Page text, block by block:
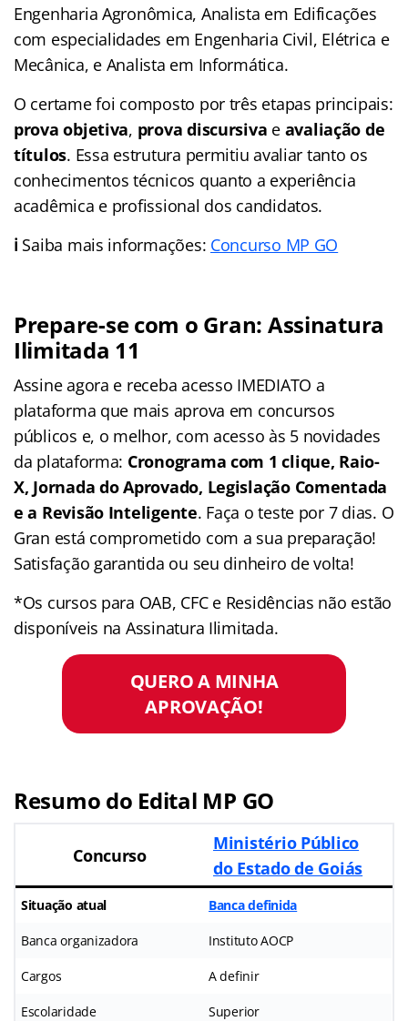
Engenharia Agronômica, Analista em Edificações
com especialidades em Engenharia Civil, Elétrica e
Mecânica, e Analista em Informática.
O certame foi composto por três etapas principais:
prova objetiva, prova discursiva e avaliação de
títulos. Essa estrutura permitiu avaliar tanto os
conhecimentos técnicos quanto a experiência
acadêmica e profissional dos candidatos.
ℹ️ Saiba mais informações: Concurso MP GO
Prepare-se com o Gran: Assinatura
Ilimitada 11
Assine agora e receba acesso IMEDIATO a
plataforma que mais aprova em concursos
públicos e, o melhor, com acesso às 5 novidades
da plataforma: Cronograma com 1 clique, Raio-
X, Jornada do Aprovado, Legislação Comentada
e a Revisão Inteligente. Faça o teste por 7 dias. O
Gran está comprometido com a sua preparação!
Satisfação garantida ou seu dinheiro de volta!
*Os cursos para OAB, CFC e Residências não estão
disponíveis na Assinatura Ilimitada.
QUERO A MINHA
APROVAÇÃO!
Resumo do Edital MP GO
Concurso
Ministério Público
do Estado de Goiás
Situação atual Banca definida
Banca organizadora Instituto AOCP
Cargos A definir
Escolaridade Superior